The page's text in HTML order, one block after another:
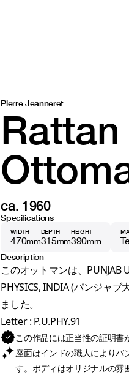
Pierre Jeanneret
Rattan
ca. 1960
Specifications
WIDTH
470mm
DEPTH
315mm
HEIGHT
390mm
Description
このオットマンは、PUNJAB
PHYSICS, INDIA (パンジャ
ました。
Letter : P.U.PHY.91
この作品には正当性の証明書
座面はインドの職人によりバ
す。ボディはオリジナルの雰